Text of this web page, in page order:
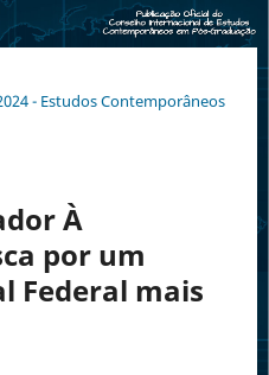
- Estudos Contemporâneos
À
por um
Federal mais